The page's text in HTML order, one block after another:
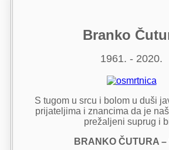
Branko
1961. - 2020.
S tugom u srcu i bolom u duši
prijateljima i znancima da je
prežaljeni suprug i
BRANKO ČUTURA –